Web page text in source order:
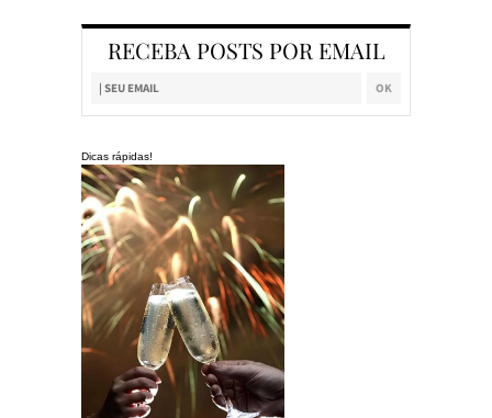
RECEBA POSTS POR EMAIL
Dicas rápidas!